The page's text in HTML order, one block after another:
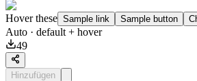
Hover these Sample link Sample button
Auto · default + hover
49
Hinzufügen